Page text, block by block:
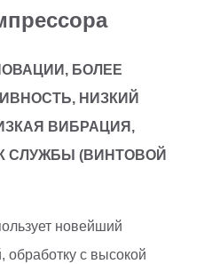
БОЛЕЕ
НИЗКИЙ
ВИБРАЦИЯ,
СЛУЖБЫ (ВИНТОВОЙ
новейший
обработку с высокой